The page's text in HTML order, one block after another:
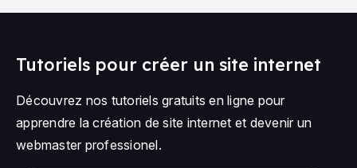
Tutoriels pour créer un site internet
Découvrez nos tutoriels gratuits en ligne pour
apprendre la création de site internet et devenir un
webmaster professionel.